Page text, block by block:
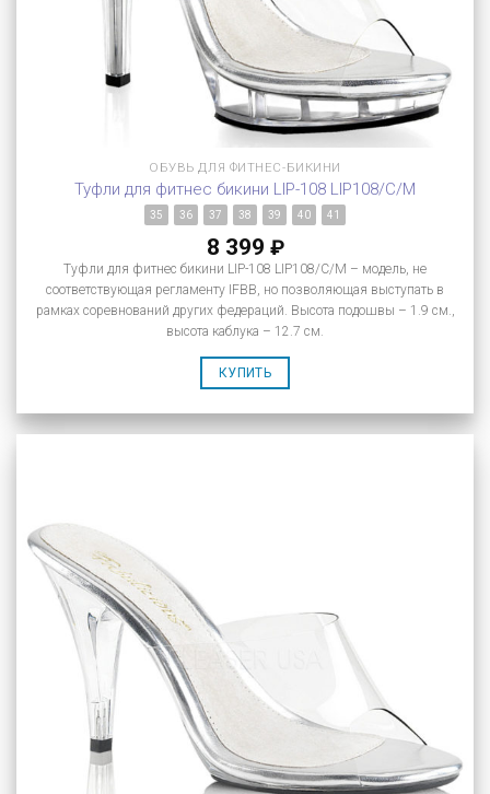
ОБУВЬ ДЛЯ ФИТНЕС-БИКИНИ
Туфли для фитнес бикини LIP-108 LIP108/C/M
35 36 37 38 39 40 41
8 399 ₽
Туфли для фитнес бикини LIP-108 LIP108/C/M – модель, не
соответствующая регламенту IFBB, но позволяющая выступать в
рамках соревнований других федераций. Высота подошвы – 1.9 см.,
высота каблука – 12.7 см.
КУПИТЬ